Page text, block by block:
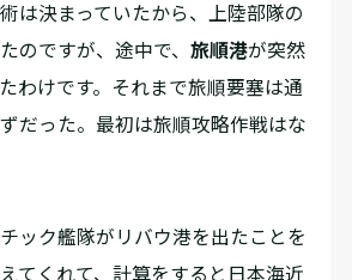
は決まっていたから、上陸部隊の
のですが、途中で、旅順港が突然
わけです。それまで旅順要塞は通
だった。最初は旅順攻略作戦はな
ック艦隊がリバウ港を出たことを
てくれて、計算をすると日本海近